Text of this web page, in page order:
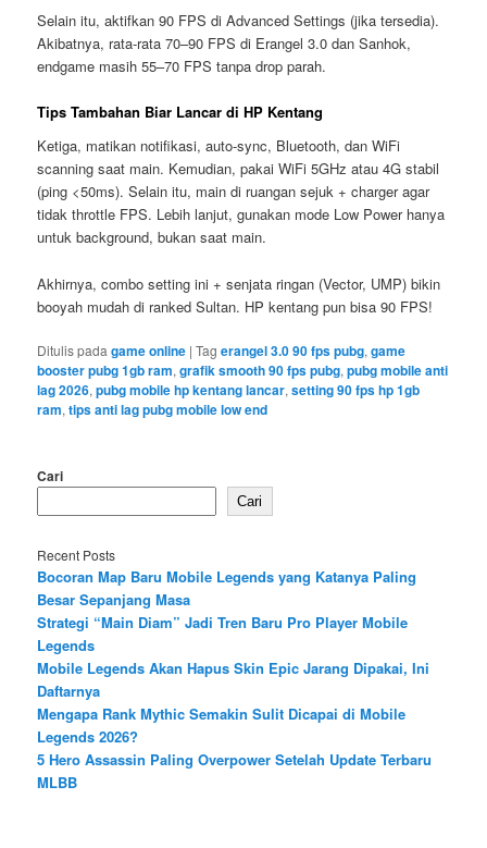
Selain itu, aktifkan 90 FPS di Advanced Settings (jika tersedia).
Akibatnya, rata-rata 70–90 FPS di Erangel 3.0 dan Sanhok,
endgame masih 55–70 FPS tanpa drop parah.
Tips Tambahan Biar Lancar di HP Kentang
Ketiga, matikan notifikasi, auto-sync, Bluetooth, dan WiFi
scanning saat main. Kemudian, pakai WiFi 5GHz atau 4G stabil
(ping <50ms). Selain itu, main di ruangan sejuk + charger agar
tidak throttle FPS. Lebih lanjut, gunakan mode Low Power hanya
untuk background, bukan saat main.
Akhirnya, combo setting ini + senjata ringan (Vector, UMP) bikin
booyah mudah di ranked Sultan. HP kentang pun bisa 90 FPS!
Ditulis pada game online |Tag erangel 3.0 90 fps pubg,game
booster pubg 1gb ram,grafik smooth 90 fps pubg,pubg mobile anti
lag 2026,pubg mobile hp kentang lancar,setting 90 fps hp 1gb
ram,tips anti lag pubg mobile low end
Cari
Cari
Recent Posts
Bocoran Map Baru Mobile Legends yang Katanya Paling
Besar Sepanjang Masa
Strategi “Main Diam” Jadi Tren Baru Pro Player Mobile
Legends
Mobile Legends Akan Hapus Skin Epic Jarang Dipakai, Ini
Daftarnya
Mengapa Rank Mythic Semakin Sulit Dicapai di Mobile
Legends 2026?
5 Hero Assassin Paling Overpower Setelah Update Terbaru
MLBB